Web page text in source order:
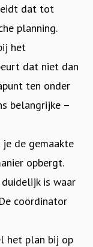
dat tot
planning.
het
dat niet dan
ten onder
belangrijke –
de gemaakte
opbergt.
is waar
coördinator
het plan bij op